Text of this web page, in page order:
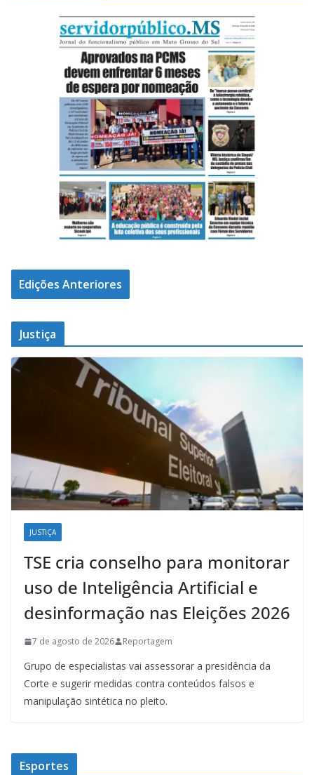
Edições Anteriores
Justiça
JUSTIÇA
TSE cria conselho para monitorar
uso de Inteligência Artificial e
desinformação nas Eleições 2026
7 de agosto de 2026 Reportagem
Grupo de especialistas vai assessorar a presidência da
Corte e sugerir medidas contra conteúdos falsos e
manipulação sintética no pleito.
Esportes